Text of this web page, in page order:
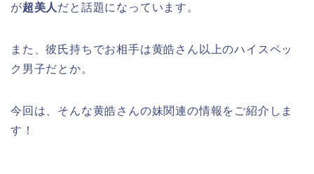
が超美人 だと話題になっています。
また、彼氏持ちでお相手は黄皓さん以上のハイスペッ
ク男子だとか。
今回は、そんな黄皓さんの妹関連の情報をご紹介しま
す！